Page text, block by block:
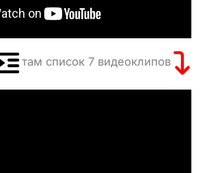
там список 7 видеоклипов